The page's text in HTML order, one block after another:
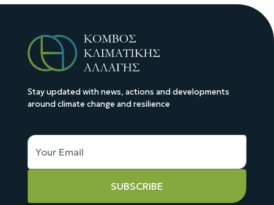
Stay updated with news, actions and developments
around climate change and resilience
SUBSCRIBE